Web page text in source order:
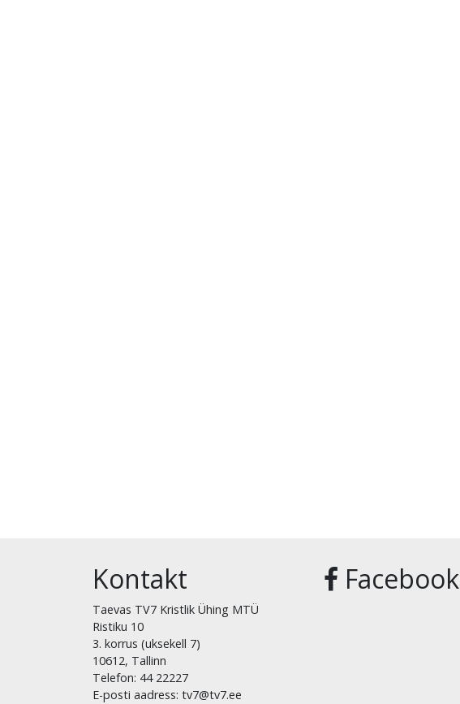
Kontakt
Taevas TV7 Kristlik Ühing MTÜ
Ristiku 10
3. korrus (uksekell 7)
10612, Tallinn
Telefon: 44 22227
E-posti aadress: tv7@tv7.ee
Facebook